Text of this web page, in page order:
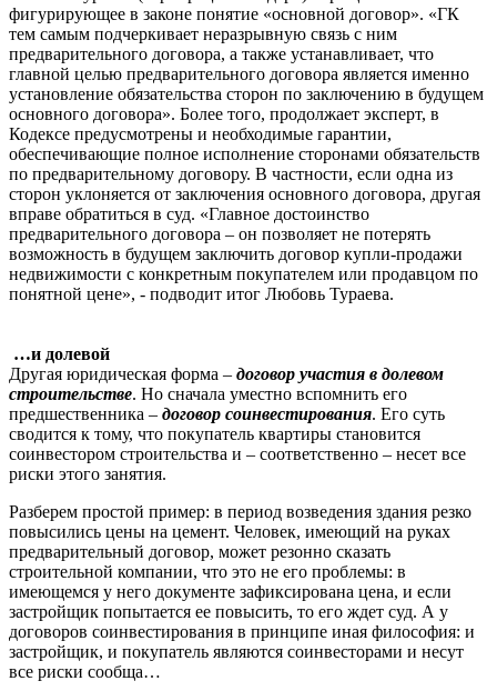
фигурирующее в законе понятие «основной договор». «ГК
тем самым подчеркивает неразрывную связь с ним
предварительного договора, а также устанавливает, что
главной целью предварительного договора является именно
установление обязательства сторон по заключению в будущем
основного договора». Более того, продолжает эксперт, в
Кодексе предусмотрены и необходимые гарантии,
обеспечивающие полное исполнение сторонами обязательств
по предварительному договору. В частности, если одна из
сторон уклоняется от заключения основного договора, другая
вправе обратиться в суд. «Главное достоинство
предварительного договора – он позволяет не потерять
возможность в будущем заключить договор купли-продажи
недвижимости с конкретным покупателем или продавцом по
понятной цене», - подводит итог Любовь Тураева.
…и долевой
Другая юридическая форма – договор участия в долевом
строительстве. Но сначала уместно вспомнить его
предшественника – договор соинвестирования. Его суть
сводится к тому, что покупатель квартиры становится
соинвестором строительства и – соответственно – несет все
риски этого занятия.
Разберем простой пример: в период возведения здания резко
повысились цены на цемент. Человек, имеющий на руках
предварительный договор, может резонно сказать
строительной компании, что это не его проблемы: в
имеющемся у него документе зафиксирована цена, и если
застройщик попытается ее повысить, то его ждет суд. А у
договоров соинвестирования в принципе иная философия: и
застройщик, и покупатель являются соинвесторами и несут
все риски сообща…